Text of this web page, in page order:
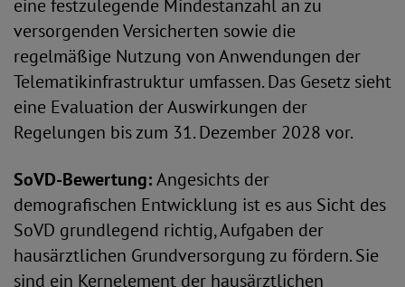
eine festzulegende Mindestanzahl an zu
versorgenden Versicherten sowie die
regelmäßige Nutzung von Anwendungen der
Telematikinfrastruktur umfassen. Das Gesetz sieht
eine Evaluation der Auswirkungen der
Regelungen bis zum 31. Dezember 2028 vor.
SoVD-Bewertung:Angesichts der
demografischen Entwicklung ist es aus Sicht des
SoVD grundlegend richtig, Aufgaben der
hausärztlichen Grundversorgung zu fördern. Sie
sind ein Kernelement der hausärztlichen